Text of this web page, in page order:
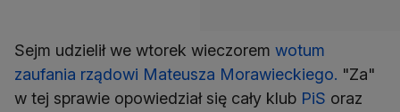
Sejm udzielił we wtorek wieczorem wotum
zaufania rządowi Mateusza Morawieckiego. "Za"
w tej sprawie opowiedział się cały klub PiS oraz